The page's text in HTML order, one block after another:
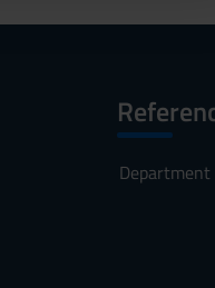
Department